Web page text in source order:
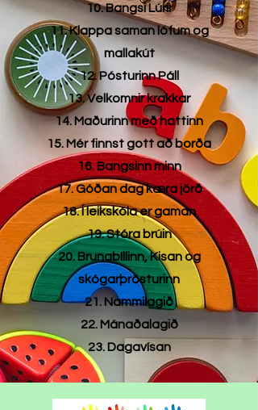
10. Bangsi Lúrir
11. Klappa saman lófum og
mallakút
12. Pósturinn Páll
13. Velkomnir krakkar
14. Maðurinn með hattinn
15. Mér finnst gott að borða
16. Bangsinn minn
17. Góðan dag kæra jörð
18. Í leikskóla er gaman
19. Stóra brúin
20. Brunabíllinn, Kisan og
skógarþrösturinn
21. Nammilagið
22. Mánaðalagið
23. Dagavísan